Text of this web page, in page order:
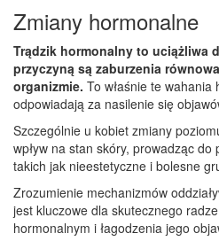
Zmiany hormonalne
Trądzik hormonalny to uciążliwa
przyczyną są zaburzenia
organizmie. To właśnie te
odpowiadają za nasilenie się
Szczególnie u kobiet zmiany
wpływ na stan skóry, prowadząc
takich jak nieestetyczne i bolesne
Zrozumienie mechanizmów
jest kluczowe dla skutecznego
hormonalnym i łagodzenia jego